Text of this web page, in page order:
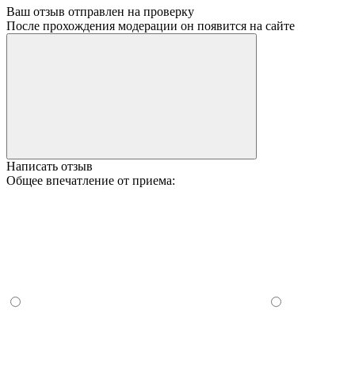
Ваш отзыв отправлен на проверку
После прохождения модерации он появится на сайте
Написать отзыв
Общее впечатление от приема: